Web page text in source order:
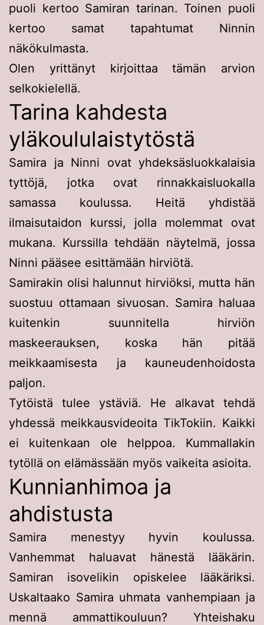
puoli kertoo Samiran tarinan. Toinen puoli
kertoo samat tapahtumat Ninnin
näkökulmasta.
Olen yrittänyt kirjoittaa tämän arvion
selkokielellä.
Tarina kahdesta
yläkoululaistytöstä
Samira ja Ninni ovat yhdeksäsluokkalaisia
tyttöjä, jotka ovat rinnakkaisluokalla
samassa koulussa. Heitä yhdistää
ilmaisutaidon kurssi, jolla molemmat ovat
mukana. Kurssilla tehdään näytelmä, jossa
Ninni pääsee esittämään hirviötä.
Samirakin olisi halunnut hirviöksi, mutta hän
suostuu ottamaan sivuosan. Samira haluaa
kuitenkin suunnitella hirviön
maskeerauksen, koska hän pitää
meikkaamisesta ja kauneudenhoidosta
paljon.
Tytöistä tulee ystäviä. He alkavat tehdä
yhdessä meikkausvideoita TikTokiin. Kaikki
ei kuitenkaan ole helppoa. Kummallakin
tytöllä on elämässään myös vaikeita asioita.
Kunnianhimoa ja
ahdistusta
Samira menestyy hyvin koulussa.
Vanhemmat haluavat hänestä lääkärin.
Samiran isovelikin opiskelee lääkäriksi.
Uskaltaako Samira uhmata vanhempiaan ja
mennä ammattikouluun? Yhteishaku